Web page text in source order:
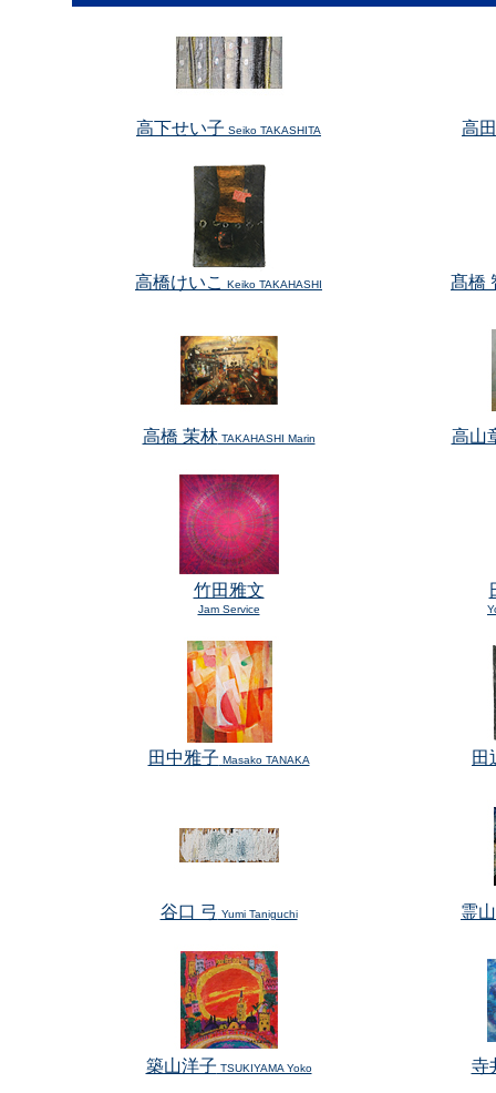
高下せい子 Seiko TAKASHITA 高
高橋けいこ Keiko TAKAHASHI 髙橋
高橋 茉林TAKAHASHI Marin 高山
竹田雅文
Jam Service
田中雅子 Masako TANAKA 田
谷口 弓 Yumi Taniguchi 霊
築山洋子 TSUKIYAMA Yoko 寺